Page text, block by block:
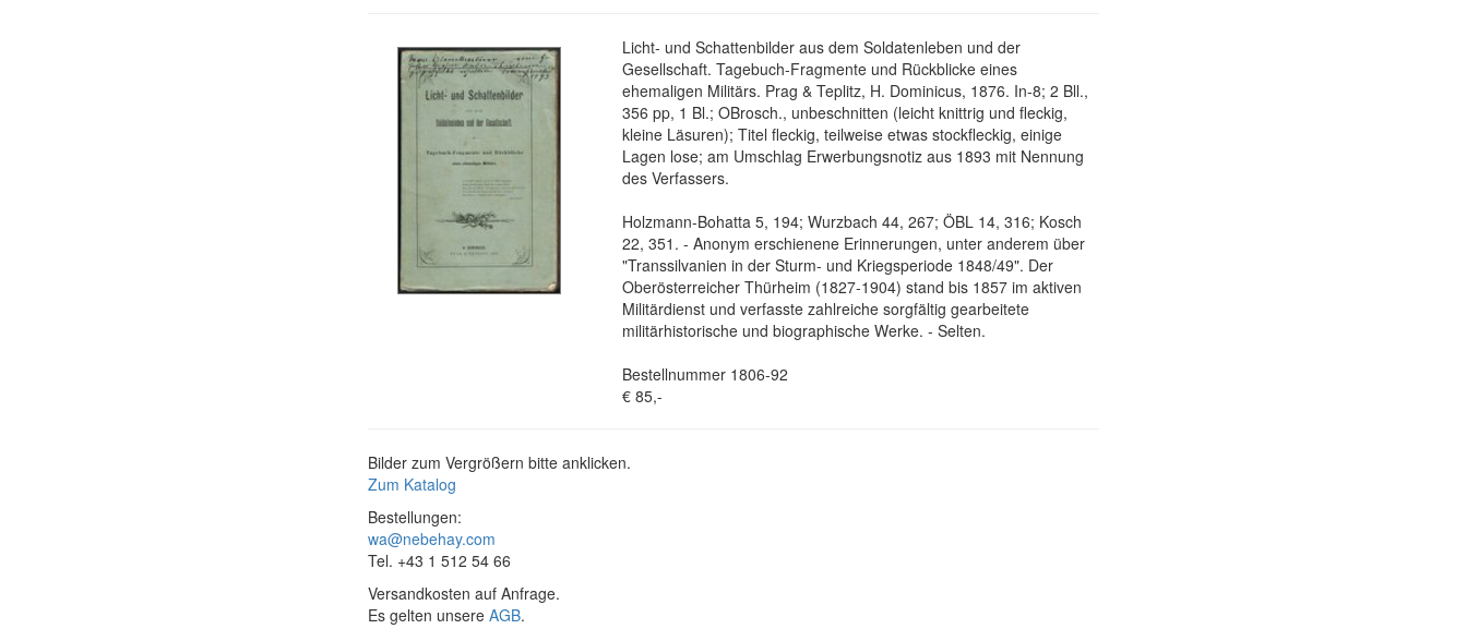
Licht- und Schattenbilder aus dem Soldatenleben und der
Gesellschaft. Tagebuch-Fragmente und Rückblicke eines
ehemaligen Militärs. Prag & Teplitz, H. Dominicus, 1876. In-8; 2 Bll.,
356 pp, 1 Bl.; OBrosch., unbeschnitten (leicht knittrig und fleckig,
kleine Läsuren); Titel fleckig, teilweise etwas stockfleckig, einige
Lagen lose; am Umschlag Erwerbungsnotiz aus 1893 mit Nennung
des Verfassers.
Holzmann-Bohatta 5, 194; Wurzbach 44, 267; ÖBL 14, 316; Kosch
22, 351. - Anonym erschienene Erinnerungen, unter anderem über
"Transsilvanien in der Sturm- und Kriegsperiode 1848/49". Der
Oberösterreicher Thürheim (1827-1904) stand bis 1857 im aktiven
Militärdienst und verfasste zahlreiche sorgfältig gearbeitete
militärhistorische und biographische Werke. - Selten.
Bestellnummer 1806-92
€ 85,-
Bilder zum Vergrößern bitte anklicken.
Zum Katalog
Bestellungen:
wa@nebehay.com
Tel. +43 1 512 54 66
Versandkosten auf Anfrage.
Es gelten unsere AGB.